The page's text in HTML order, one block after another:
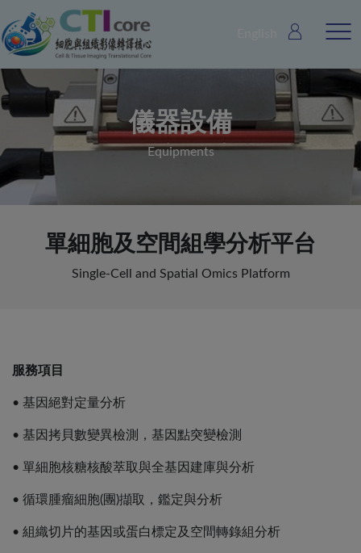
儀器設備
Equipments
單細胞及空間組學分析平台
Single-Cell and Spatial Omics Platform
服務項目
• 基因絕對定量分析
• 基因拷貝數變異檢測，基因點突變檢測
• 單細胞核糖核酸萃取與全基因建庫與分析
• 循環腫瘤細胞(團)擷取，鑑定與分析
• 組織切片的基因或蛋白標定及空間轉錄組分析